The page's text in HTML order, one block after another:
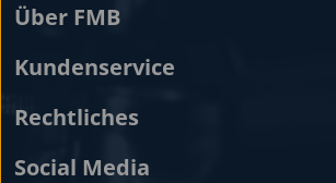
Über FMB
Kundenservice
Rechtliches
Social Media